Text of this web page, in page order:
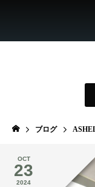
ブログ
OCT
23
2024